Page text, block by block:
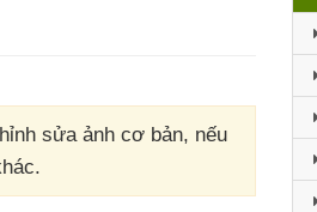
sửa ảnh cơ bản, nếu